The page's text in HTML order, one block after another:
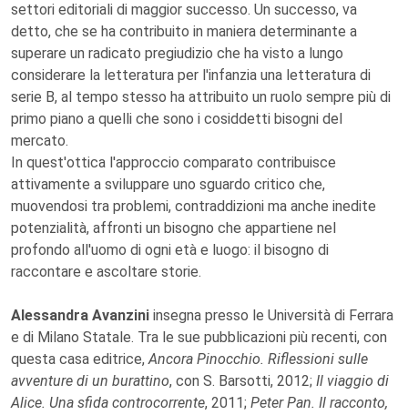
settori editoriali di maggior successo. Un successo, va
detto, che se ha contribuito in maniera determinante a
superare un radicato pregiudizio che ha visto a lungo
considerare la letteratura per l'infanzia una letteratura di
serie B, al tempo stesso ha attribuito un ruolo sempre più di
primo piano a quelli che sono i cosiddetti bisogni del
mercato.
In quest'ottica l'approccio comparato contribuisce
attivamente a sviluppare uno sguardo critico che,
muovendosi tra problemi, contraddizioni ma anche inedite
potenzialità, affronti un bisogno che appartiene nel
profondo all'uomo di ogni età e luogo: il bisogno di
raccontare e ascoltare storie.
Alessandra Avanzini insegna presso le Università di Ferrara
e di Milano Statale. Tra le sue pubblicazioni più recenti, con
questa casa editrice,Ancora Pinocchio. Riflessioni sulle
avventure di un burattino, con S. Barsotti, 2012; Il viaggio di
Alice. Una sfida controcorrente, 2011; Peter Pan. Il racconto,